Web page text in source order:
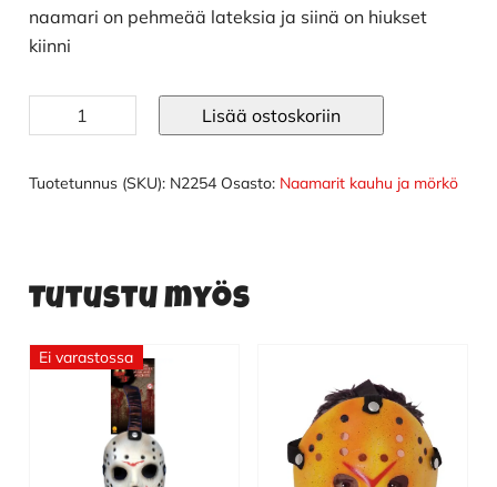
naamari on pehmeää lateksia ja siinä on hiukset
kiinni
naamari
määrä
Lisää ostoskoriin
Tuotetunnus (SKU): N2254 Osasto: Naamarit kauhu ja mörkö
Tutustu myös
Ei varastossa